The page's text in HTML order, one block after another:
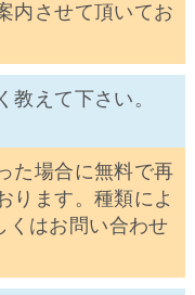
内させて頂いてお
教えて下さい。
た場合に無料で再
ります。種類によ
くはお問い合わせ